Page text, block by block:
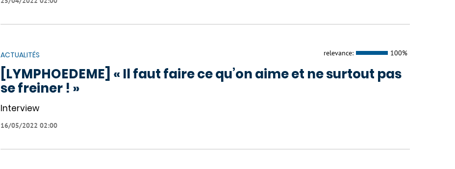
ACTUALITÉS relevance: 100%
[LYMPHOEDEME] « Il faut faire ce qu’on aime et ne surtout pas
se freiner ! »
Interview
16/05/2022 02:00